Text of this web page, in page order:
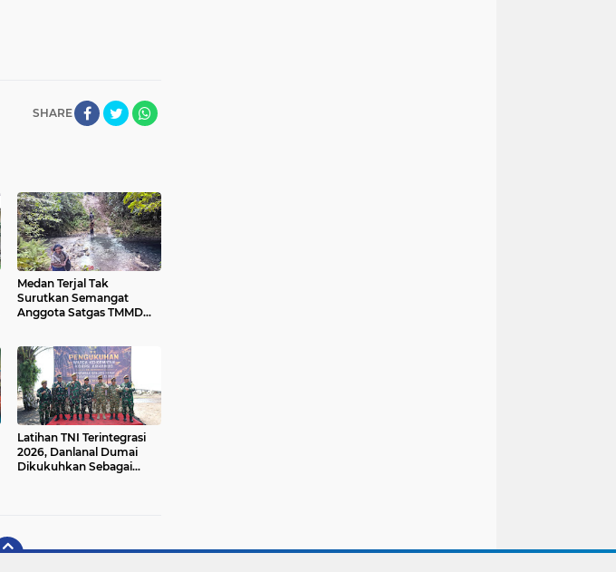
SHARE
Medan Terjal Tak
Surutkan Semangat
Anggota Satgas TMMD
di Kampung Sesor
Latihan TNI Terintegrasi
2026, Danlanal Dumai
Dikukuhkan Sebagai